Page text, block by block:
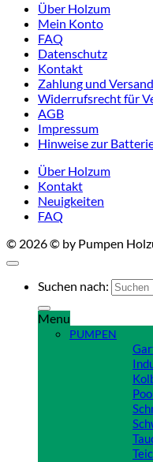
Über Holzum
Mein Konto
FAQ
Datenschutz
Kontakt
Zahlung und Versand
Widerrufsrecht für
AGB
Impressum
Hinweise zur
Über Holzum
Kontakt
Neuigkeiten
FAQ
© 2026 © by Pumpen
Suchen nach:
Menu
PUMPEN